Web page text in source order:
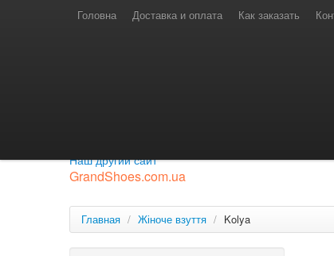
Головна Доставка и оплата Как заказать
Лайф: (063) 527-76-88 МТС: (050) 967-41-33
Наш другий сайт
GrandShoes.com.ua
Главная / Жіноче взуття / Kolya